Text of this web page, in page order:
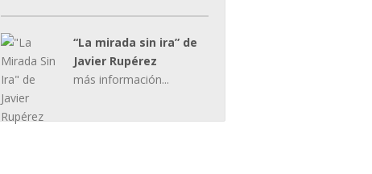
“La mirada sin ira” de
Javier Rupérez
más información...